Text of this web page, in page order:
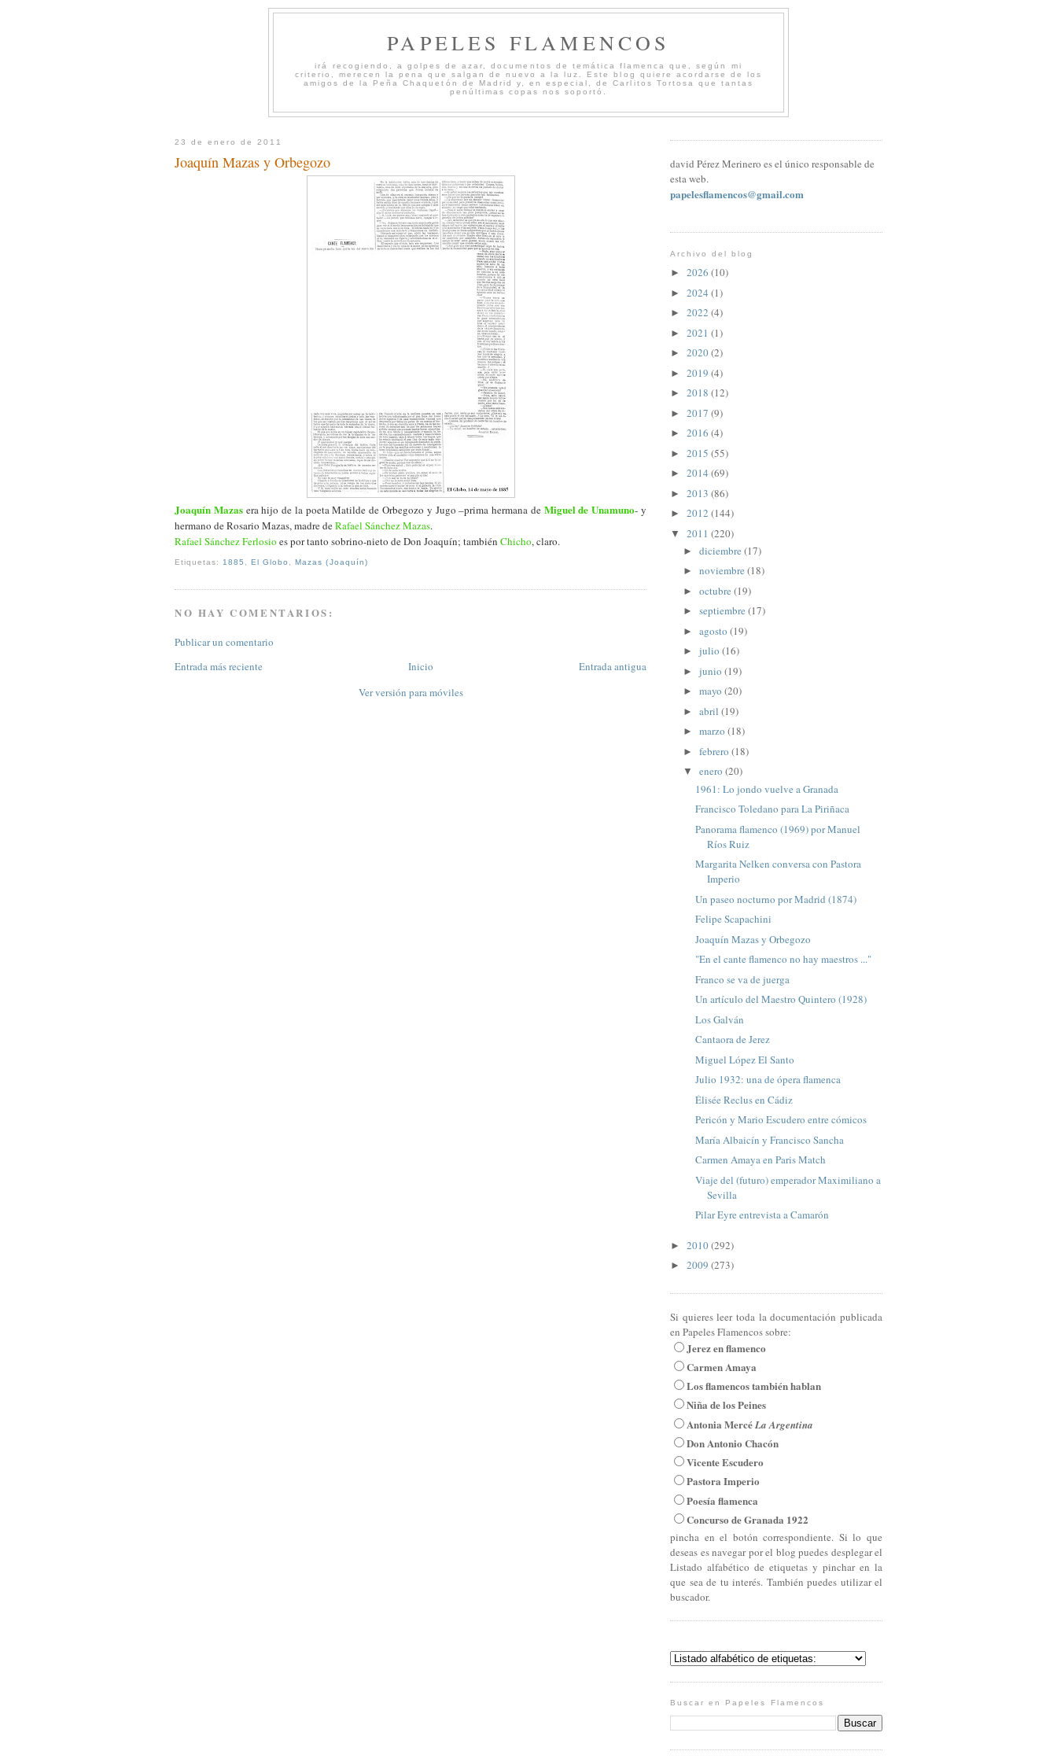
PAPELES FLAMENCOS
irá recogiendo, a golpes de azar, documentos de temática flamenca que, según mi
criterio, merecen la pena que salgan de nuevo a la luz. Este blog quiere acordarse de los
amigos de la Peña Chaquetón de Madrid y, en especial, de Carlitos Tortosa que tantas
penúltimas copas nos soportó.
23 de enero de 2011
Joaquín Mazas y Orbegozo
Joaquín Mazasera hijo de la poeta Matilde de Orbegozo y Jugo –prima hermana de Miguel de Unamuno- y
hermano de Rosario Mazas, madre deRafael Sánchez Mazas.
Rafael Sánchez Ferlosio es por tanto sobrino-nieto de Don Joaquín; también Chicho, claro.
Etiquetas: 1885 ,El Globo ,Mazas (Joaquín)
NO HAY COMENTARIOS:
Publicar un comentario
Entrada más reciente
Entrada antigua
Inicio
Ver versión para móviles
david Pérez Merinero es el único responsable de
esta web.
papelesflamencos@gmail.com
Archivo del blog
► 2026 (10)
► 2024 (1)
► 2022 (4)
► 2021 (1)
► 2020(2)
► 2019 (4)
► 2018 (12)
► 2017 (9)
► 2016 (4)
► 2015 (55)
► 2014 (69)
► 2013 (86)
► 2012 (144)
▼ 2011 (220)
► diciembre (17)
► noviembre (18)
► octubre (19)
► septiembre (17)
► agosto (19)
► julio (16)
► junio (19)
► mayo (20)
► abril (19)
► marzo (18)
► febrero (18)
▼ enero (20)
1961: Lo jondo vuelve a Granada
Francisco Toledano para La Piriñaca
Panorama flamenco (1969) por Manuel
Ríos Ruiz
Margarita Nelken conversa con Pastora
Imperio
Un paseo nocturno por Madrid (1874)
Felipe Scapachini
Joaquín Mazas y Orbegozo
"En el cante flamenco no hay maestros ..."
Franco se va de juerga
Un artículo del Maestro Quintero (1928)
Los Galván
Cantaora de Jerez
Miguel López El Santo
Julio 1932: una de ópera flamenca
Élisée Reclus en Cádiz
Pericón y Mario Escudero entre cómicos
María Albaicín y Francisco Sancha
Carmen Amaya en Paris Match
Viaje del (futuro) emperador Maximiliano a
Sevilla
Pilar Eyre entrevista a Camarón
► 2010(292)
► 2009 (273)
Si quieres leer toda la documentación publicada
en Papeles Flamencos sobre:
Jerez en flamenco
Carmen Amaya
Los flamencos también hablan
Niña de los Peines
Antonia MercéLa Argentina
Don Antonio Chacón
Vicente Escudero
Pastora Imperio
Poesía flamenca
Concurso de Granada 1922
pincha en el botón correspondiente. Si lo que
deseas es navegar por el blog puedes desplegar el
Listado alfabético de etiquetas y pinchar en la
que sea de tu interés. También puedes utilizar el
buscador.
Buscar en Papeles Flamencos